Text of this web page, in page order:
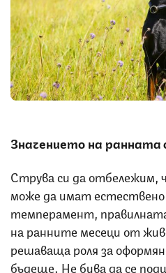
Значението на ранната
Струва си да отбележим,
може да имат
темперамент,
на ранните месеци от
решаваща роля за
бъдеще. Не бива да се